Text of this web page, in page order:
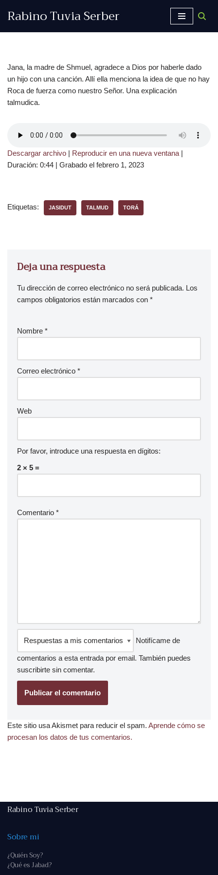
Rabino Tuvia Serber
Jana, la madre de Shmuel, agradece a Dios por haberle dado
un hijo con una canción. Allí ella menciona la idea de que no hay
Roca de fuerza como nuestro Señor. Una explicación
talmudica.
Descargar archivo | Reproducir en una nueva ventana |
Duración: 0:44 | Grabado el febrero 1, 2023
Etiquetas: JASIDUT TALMUD TORÁ
Deja una respuesta
Tu dirección de correo electrónico no será publicada. Los
campos obligatorios están marcados con *
Nombre *
Correo electrónico *
Web
Por favor, introduce una respuesta en dígitos:
2 × 5 =
Comentario *
Notifícame de
comentarios a esta entrada por email. También puedes
suscribirte sin comentar.
Este sitio usa Akismet para reducir el spam. Aprende cómo se
procesan los datos de tus comentarios.
Rabino Tuvia Serber
Sobre mi
¿Quién Soy?
¿Qué es Jabad?